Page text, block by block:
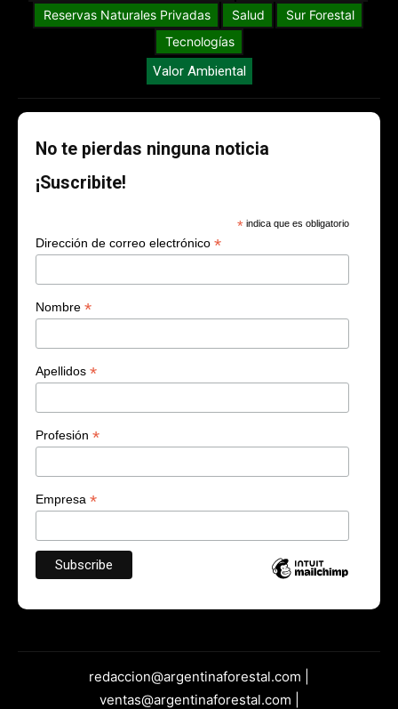
Reservas Naturales Privadas
Salud
Sur Forestal
Tecnologías
Valor Ambiental
No te pierdas ninguna noticia
¡Suscribite!
* indica que es obligatorio
Dirección de correo electrónico *
Nombre *
Apellidos *
Profesión *
Empresa *
redaccion@argentinaforestal.com |
ventas@argentinaforestal.com |